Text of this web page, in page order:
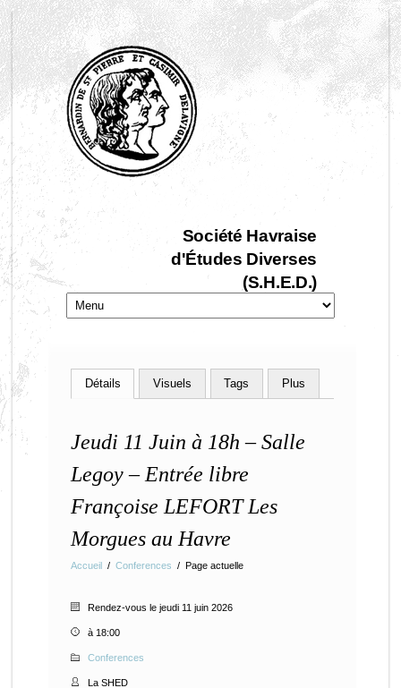
Société Havraise
d'Études Diverses
(S.H.E.D.)
Détails Visuels Tags Plus
Jeudi 11 Juin à 18h – Salle
Legoy – Entrée libre
Françoise LEFORT Les
Morgues au Havre
Accueil / Conferences / Page actuelle
Rendez-vous le jeudi 11 juin 2026
à 18:00
Conferences
La SHED